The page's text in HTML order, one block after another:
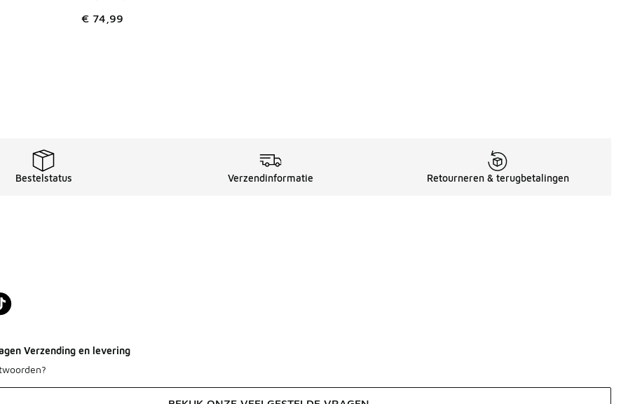
€ 74,99
Bestelstatus Verzendinformatie Retourneren & terugbetalingen
Verzending en levering